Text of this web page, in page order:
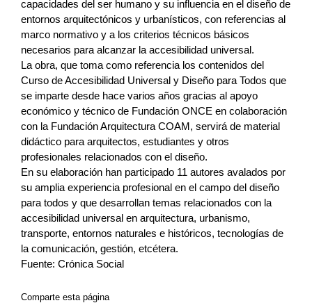
capacidades del ser humano y su influencia en el diseño de
entornos arquitectónicos y urbanísticos, con referencias al
marco normativo y a los criterios técnicos básicos
necesarios para alcanzar la accesibilidad universal.
La obra, que toma como referencia los contenidos del
Curso de Accesibilidad Universal y Diseño para Todos que
se imparte desde hace varios años gracias al apoyo
económico y técnico de Fundación ONCE en colaboración
con la Fundación Arquitectura COAM, servirá de material
didáctico para arquitectos, estudiantes y otros
profesionales relacionados con el diseño.
En su elaboración han participado 11 autores avalados por
su amplia experiencia profesional en el campo del diseño
para todos y que desarrollan temas relacionados con la
accesibilidad universal en arquitectura, urbanismo,
transporte, entornos naturales e históricos, tecnologías de
la comunicación, gestión, etcétera.
Fuente: Crónica Social
Comparte esta página